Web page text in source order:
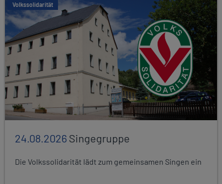
Volkssolidarität
24.08.2026Singegruppe
Die Volkssolidarität lädt zum gemeinsamen Singen ein